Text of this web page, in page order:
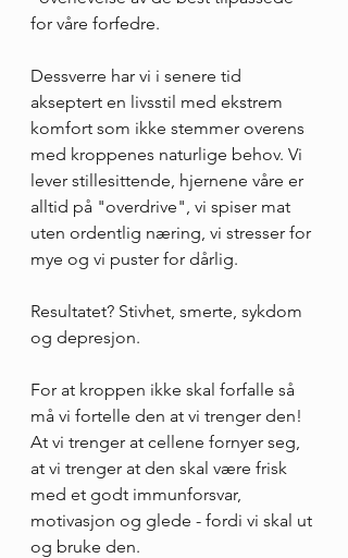
for våre forfedre.
Dessverre har vi i senere tid
akseptert en livsstil med ekstrem
komfort som ikke stemmer overens
med kroppenes naturlige behov. Vi
lever stillesittende, hjernene våre er
alltid på "overdrive", vi spiser mat
uten ordentlig næring, vi stresser for
mye og vi puster for dårlig.
Resultatet? Stivhet, smerte, sykdom
og depresjon.
For at kroppen ikke skal forfalle så
må vi fortelle den at vi trenger den!
At vi trenger at cellene fornyer seg,
at vi trenger at den skal være frisk
med et godt immunforsvar,
motivasjon og glede - fordi vi skal ut
og bruke den.